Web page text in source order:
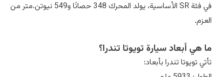
في فئة SR الأساسية، يولد المحرك 348 حصانًا و549 نيوتن.متر من
العزم.
ما هي أبعاد سيارة تويوتا تندرا؟
تأتي تويوتا تندرا بأبعاد: